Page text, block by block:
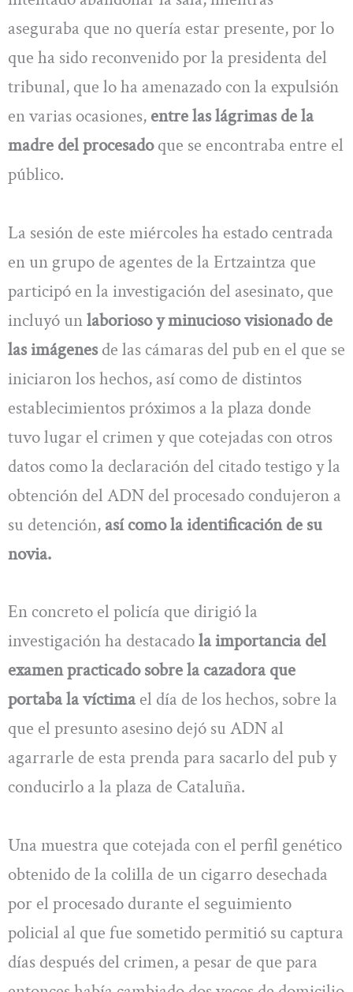
aseguraba que no quería estar presente, por lo
que ha sido reconvenido por la presidenta del
tribunal, que lo ha amenazado con la expulsión
en varias ocasiones, entre las lágrimas de la
madre del procesadoque se encontraba entre el
público.
La sesión de este miércoles ha estado centrada
en un grupo de agentes de la Ertzaintza que
participó en la investigación del asesinato, que
incluyó unlaborioso y minucioso visionado de
las imágenesde las cámaras del pub en el que se
iniciaron los hechos, así como de distintos
establecimientos próximos a la plaza donde
tuvo lugar el crimen y que cotejadas con otros
datos como la declaración del citado testigo y la
obtención del ADN del procesado condujeron a
su detención, así como la identificación de su
novia.
En concreto el policía que dirigió la
investigación ha destacadola importancia del
examen practicado sobre la cazadora que
portaba la víctimael día de los hechos, sobre la
que el presunto asesino dejó su ADN al
agarrarle de esta prenda para sacarlo del pub y
conducirlo a la plaza de Cataluña.
Una muestra que cotejada con el perfil genético
obtenido de la colilla de un cigarro desechada
por el procesado durante el seguimiento
policial al que fue sometido permitió su captura
días después del crimen, a pesar de que para